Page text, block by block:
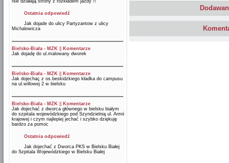
Nie działają strony z rozkładem jazdy !!
Ostatnia odpowiedź
Jak dojade do ulicy Partyzantow z ulicy
Michalowicza
Bielsko-Biała - MZK
Komentarze
Jak dojadę do ul.malowany dworek
Bielsko-Biała - MZK
Komentarze
Jak dojechaç z os.beskidzkiego kładka do campusu
na ul.willowej 2 w bielsku
Bielsko-Biała - MZK
Komentarze
Jak dojechać z dworca głównego w bielsku białym
do szpitala wojewódzkiego pod Szyndzielnią ul. Armii
krajowej i czym najlepiej jechać i szybko dziękuję
bardzo za pomoc
Ostatnia odpowiedź
Jak dojechać z Dworca PKS w Bielsku Białej
do Szpitala Wojewódzkiego w Bielsku Białej